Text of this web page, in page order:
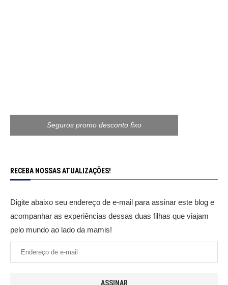
Seguros promo desconto fixo
RECEBA NOSSAS ATUALIZAÇÕES!
Digite abaixo seu endereço de e-mail para assinar este blog e
acompanhar as experiências dessas duas filhas que viajam
pelo mundo ao lado da mamis!
ASSINAR